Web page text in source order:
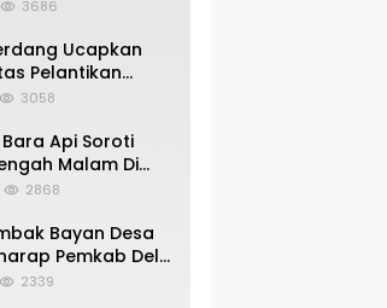
3686
Ucapkan
Pelantikan
Bupati Deli
3058
Bara Api Soroti
Malam Di
Bandar Tinggi
2868
Bayan Desa
Pemkab Deli
Banjir
2339